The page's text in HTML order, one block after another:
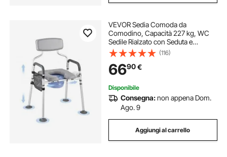
VEVOR Sedia Comoda da
Comodino, Capacità 227 kg, WC
Sedile Rialzato con Seduta e
Schienale Imbottiti, Secchio
Rimovibile 5 L, Sedia da Vasino
Regolabile in Altezza Larghezza per
Anziani
(116)
6690€
Disponibile
Consegna:non appena Dom.
Ago. 9
Aggiungi al carrello